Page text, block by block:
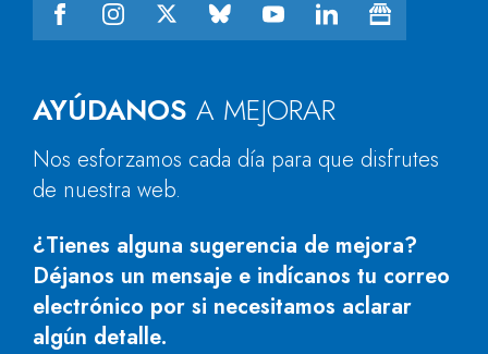
AYÚDANOS A MEJORAR
Nos esforzamos cada día para que disfrutes
de nuestra web.
¿Tienes alguna sugerencia de mejora?
Déjanos un mensaje e indícanos tu correo
electrónico por si necesitamos aclarar
algún detalle.